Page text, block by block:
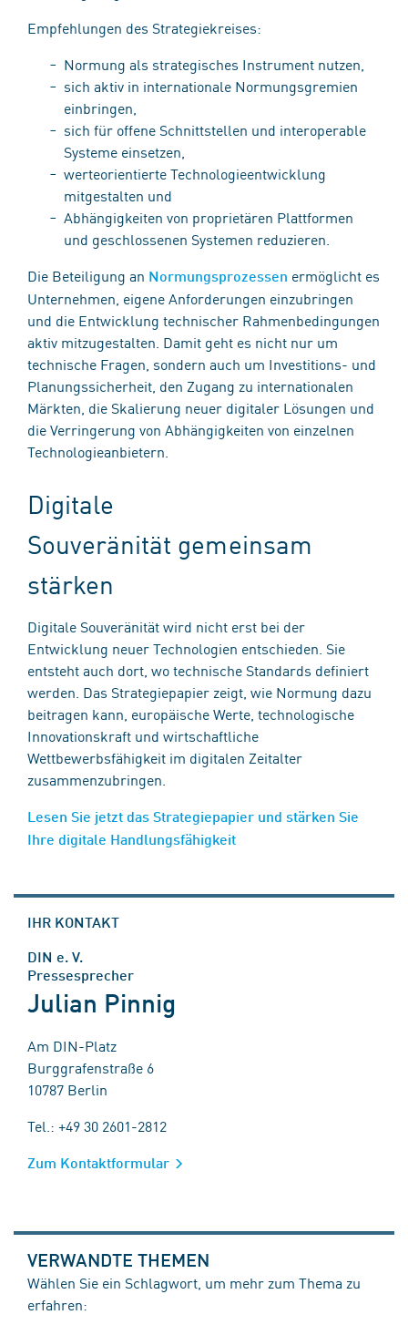
Empfehlungen des Strategiekreises:
Normung als strategisches Instrument nutzen,
sich aktiv in internationale Normungsgremien
einbringen,
sich für offene Schnittstellen und interoperable
Systeme einsetzen,
werteorientierte Technologieentwicklung
mitgestalten und
Abhängigkeiten von proprietären Plattformen
und geschlossenen Systemen reduzieren.
Die Beteiligung an Normungsprozessen ermöglicht es
Unternehmen, eigene Anforderungen einzubringen
und die Entwicklung technischer Rahmenbedingungen
aktiv mitzugestalten. Damit geht es nicht nur um
technische Fragen, sondern auch um Investitions- und
Planungssicherheit, den Zugang zu internationalen
Märkten, die Skalierung neuer digitaler Lösungen und
die Verringerung von Abhängigkeiten von einzelnen
Technologieanbietern.
Digitale
Souveränität gemeinsam
stärken
Digitale Souveränität wird nicht erst bei der
Entwicklung neuer Technologien entschieden. Sie
entsteht auch dort, wo technische Standards definiert
werden. Das Strategiepapier zeigt, wie Normung dazu
beitragen kann, europäische Werte, technologische
Innovationskraft und wirtschaftliche
Wettbewerbsfähigkeit im digitalen Zeitalter
zusammenzubringen.
Lesen Sie jetzt das Strategiepapier und stärken Sie
Ihre digitale Handlungsfähigkeit
IHR KONTAKT
DIN e. V.
Pressesprecher
Julian Pinnig
Am DIN-Platz
Burggrafenstraße 6
10787 Berlin
Tel.: +49 30 2601-2812
Zum Kontaktformular
VERWANDTE THEMEN
Wählen Sie ein Schlagwort, um mehr zum Thema zu
erfahren: